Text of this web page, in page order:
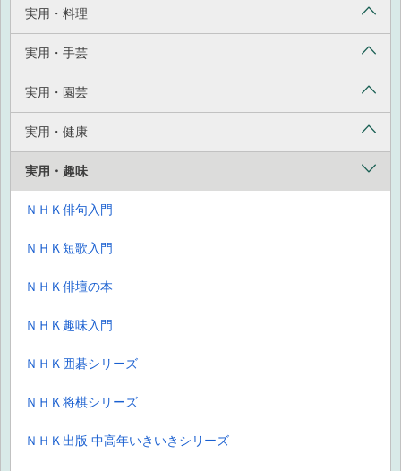
実用・料理
実用・手芸
実用・園芸
実用・健康
実用・趣味
ＮＨＫ俳句入門
ＮＨＫ短歌入門
ＮＨＫ俳壇の本
ＮＨＫ趣味入門
ＮＨＫ囲碁シリーズ
ＮＨＫ将棋シリーズ
ＮＨＫ出版 中高年いきいきシリーズ